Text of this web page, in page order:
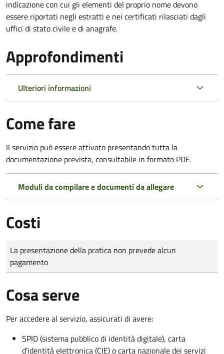
indicazione con cui gli elementi del proprio nome devono
essere riportati negli estratti e nei certificati rilasciati dagli
uffici di stato civile e di anagrafe.
Approfondimenti
Ulteriori informazioni
Come fare
Il servizio può essere attivato presentando tutta la
documentazione prevista, consultabile in formato PDF.
Moduli da compilare e documenti da allegare
Costi
Tipo di pagamento
Importo
La presentazione della pratica non prevede alcun
pagamento
Cosa serve
Per accedere al servizio, assicurati di avere:
SPID (sistema pubblico di identità digitale), carta
d’identità elettronica (CIE) o carta nazionale dei servizi